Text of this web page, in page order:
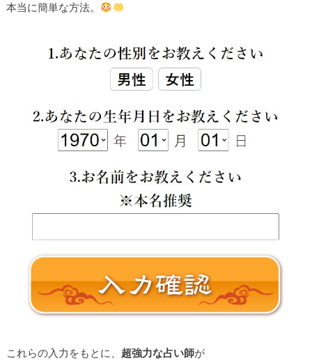
本当に簡単な方法。
これらの入力をもとに、 超強力な占い師が